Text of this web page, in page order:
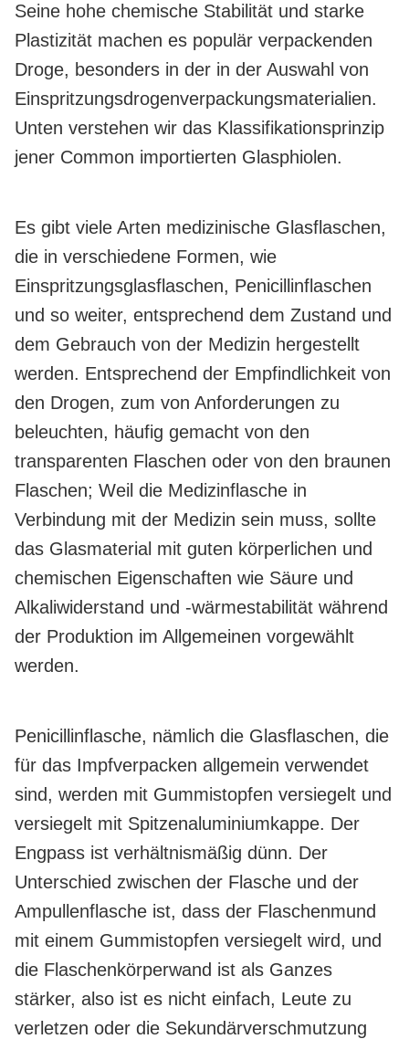
Seine hohe chemische Stabilität und starke
Plastizität machen es populär verpackenden
Droge, besonders in der in der Auswahl von
Einspritzungsdrogenverpackungsmaterialien.
Unten verstehen wir das Klassifikationsprinzip
jener Common importierten Glasphiolen.
Es gibt viele Arten medizinische Glasflaschen,
die in verschiedene Formen, wie
Einspritzungsglasflaschen, Penicillinflaschen
und so weiter, entsprechend dem Zustand und
dem Gebrauch von der Medizin hergestellt
werden. Entsprechend der Empfindlichkeit von
den Drogen, zum von Anforderungen zu
beleuchten, häufig gemacht von den
transparenten Flaschen oder von den braunen
Flaschen; Weil die Medizinflasche in
Verbindung mit der Medizin sein muss, sollte
das Glasmaterial mit guten körperlichen und
chemischen Eigenschaften wie Säure und
Alkaliwiderstand und -wärmestabilität während
der Produktion im Allgemeinen vorgewählt
werden.
Penicillinflasche, nämlich die Glasflaschen, die
für das Impfverpacken allgemein verwendet
sind, werden mit Gummistopfen versiegelt und
versiegelt mit Spitzenaluminiumkappe. Der
Engpass ist verhältnismäßig dünn. Der
Unterschied zwischen der Flasche und der
Ampullenflasche ist, dass der Flaschenmund
mit einem Gummistopfen versiegelt wird, und
die Flaschenkörperwand ist als Ganzes
stärker, also ist es nicht einfach, Leute zu
verletzen oder die Sekundärverschmutzung